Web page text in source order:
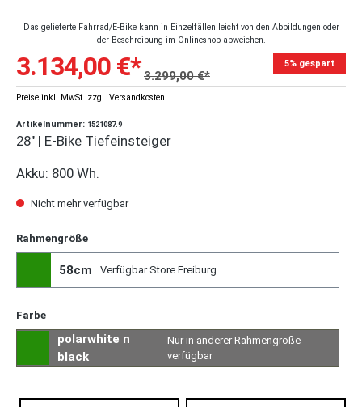
Das gelieferte Fahrrad/E-Bike kann in Einzelfällen leicht von den Abbildungen oder
der Beschreibung im Onlineshop abweichen.
3.134,00 €*3.299,00 €*
5% gespart
Preise inkl. MwSt. zzgl. Versandkosten
Artikelnummer: 1521087.9
28" | E-Bike Tiefeinsteiger
Akku: 800 Wh.
Nicht mehr verfügbar
Rahmengröße
58cm Verfügbar Store Freiburg
Farbe
polarwhite n
black
Nur in anderer Rahmengröße
verfügbar